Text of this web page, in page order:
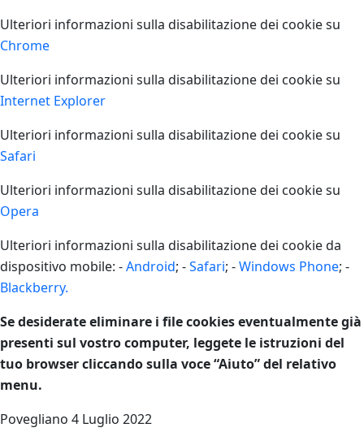
Ulteriori informazioni sulla disabilitazione dei cookie su
Chrome
Ulteriori informazioni sulla disabilitazione dei cookie su
Internet Explorer
Ulteriori informazioni sulla disabilitazione dei cookie su
Safari
Ulteriori informazioni sulla disabilitazione dei cookie su
Opera
Ulteriori informazioni sulla disabilitazione dei cookie da
dispositivo mobile: -Android; -Safari; -Windows Phone; -
Blackberry.
Se desiderate eliminare i file cookies eventualmente già
presenti sul vostro computer, leggete le istruzioni del
tuo browser cliccando sulla voce “Aiuto” del relativo
menu.
Povegliano 4 Luglio 2022